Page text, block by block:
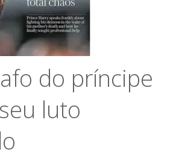
do príncipe
luto